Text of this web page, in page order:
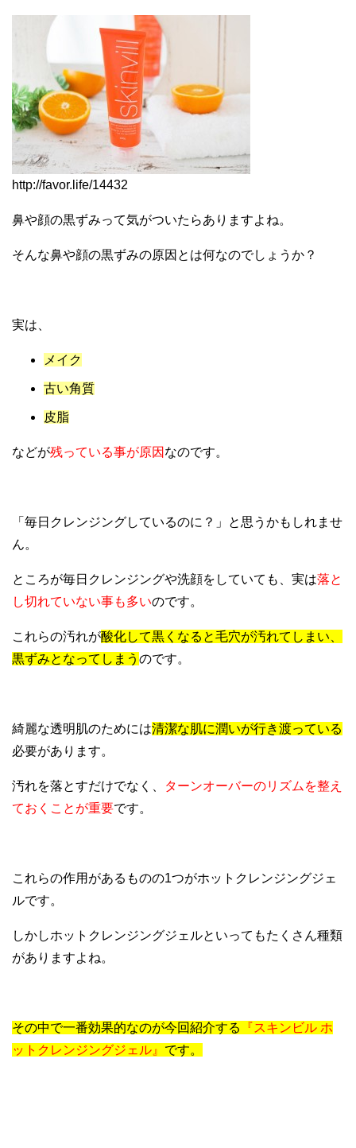
http://favor.life/14432
鼻や顔の黒ずみって気がついたらありますよね。
そんな鼻や顔の黒ずみの原因とは何なのでしょうか？
実は、
メイク
古い角質
皮脂
などが残っている事が原因 なのです。
「毎日クレンジングしているのに？」と思うかもしれませ
ん。
ところが毎日クレンジングや洗顔をしていても、実は落と
し切れていない事も多いのです。
これらの汚れが酸化して黒くなると毛穴が汚れてしまい、
黒ずみとなってしまう のです。
綺麗な透明肌のためには清潔な肌に潤いが行き渡っている
必要があります。
汚れを落とすだけでなく、
ターンオーバーのリズムを整え
ておくことが重要です。
これらの作用があるものの1つがホットクレンジングジェ
ルです。
しかしホットクレンジングジェルといってもたくさん種類
がありますよね。
その中で一番効果的なのが今回紹介する
『スキンビル ホ
ットクレンジングジェル』 です。